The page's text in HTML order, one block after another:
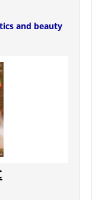
and beauty